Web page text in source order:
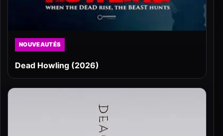
NOUVEAUTÉS
Dead Howling (2026)